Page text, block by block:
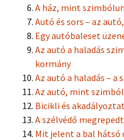
A ház, mint
Autó és sors – az
Egy autóbaleset
Az autó a haladás
kormány
Az autó a haladás –
Az autó, mint
Bicikli és
A szélvédő
Mit jelent a bal hátsó